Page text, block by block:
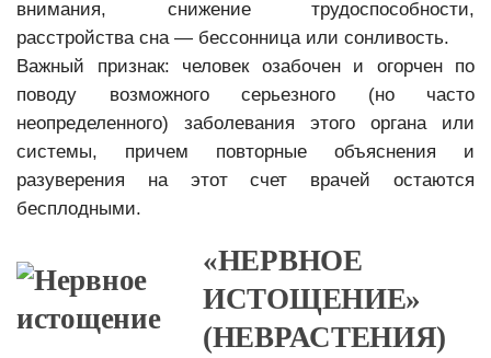
внимания, снижение трудоспособности,
расстройства сна — бессонница или сонливость.
Важный признак: человек озабочен и огорчен по
поводу возможного серьезного (но часто
неопределенного) заболевания этого органа или
системы, причем повторные объяснения и
разуверения на этот счет врачей остаются
бесплодными.
«НЕРВНОЕ
ИСТОЩЕНИЕ»
(НЕВРАСТЕНИЯ)